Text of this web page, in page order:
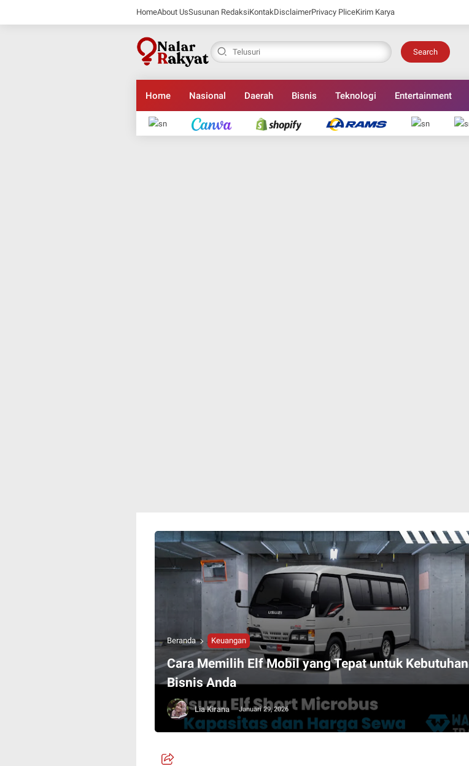
HomeAbout UsSusunan RedaksiKontakDisclaimerPrivacy PliceKirim Karya
Search
Home Nasional Daerah Bisnis Teknologi Entertainment
Beranda Keuangan
Cara Memilih Elf Mobil yang Tepat untuk Kebutuhan
Bisnis Anda
Lia Kirana Januari 29, 2026